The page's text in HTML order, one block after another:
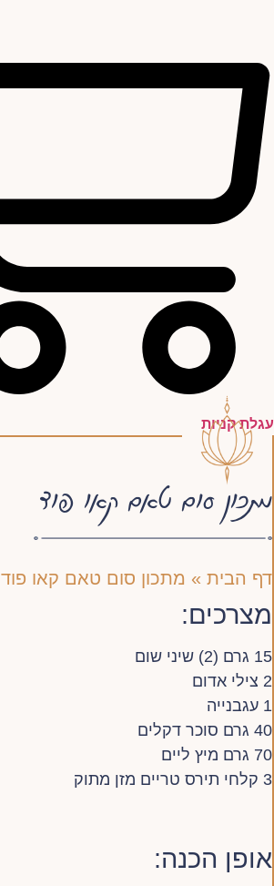
עגלת קניות
מתכון סום טאם קאו פוד
דף הבית » מתכון סום טאם קאו פוד
מצרכים:
15 גרם (2) שיני שום
2 צילי אדום
1 עגבנייה
40 גרם סוכר דקלים
70 גרם מיץ ליים
3 קלחי תירס טריים מזן מתוק
אופן הכנה: